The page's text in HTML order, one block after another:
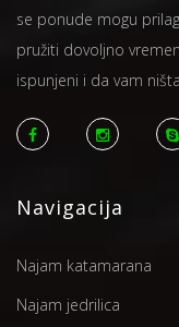
se ponude mogu
pružiti dovoljno
ispunjeni i da vam
Navigacija
Najam katamarana
Najam jedrilica